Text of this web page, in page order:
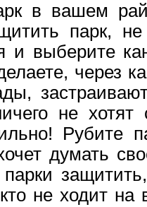
в вашем
парк,
и выберите
через
не
Рубите
думать
не ходит